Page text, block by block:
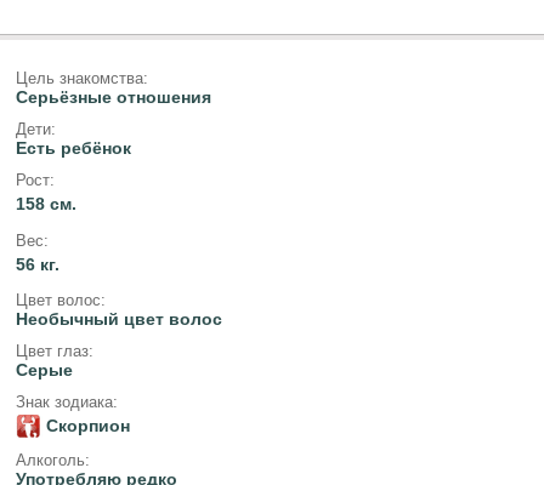
Цель знакомства:
Серьёзные отношения
Дети:
Есть ребёнок
Рост:
158 см.
Вес:
56 кг.
Цвет волос:
Необычный цвет волос
Цвет глаз:
Серые
Знак зодиака:
Скорпион
Алкоголь:
Употребляю редко